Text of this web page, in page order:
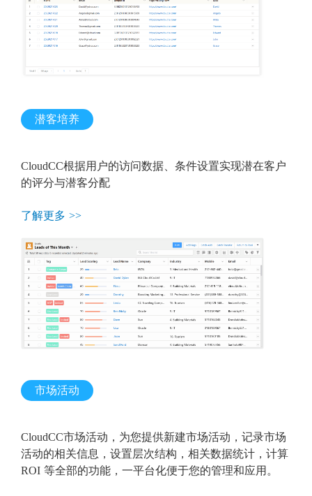
潜客培养
CloudCC根据用户的访问数据、条件设置实现潜在客户
的评分与潜客分配
了解更多 >>
市场活动
CloudCC市场活动，为您提供新建市场活动，记录市场
活动的相关信息，设置层次结构，相关数据统计，计算
ROI 等全部的功能，一平台化便于您的管理和应用。